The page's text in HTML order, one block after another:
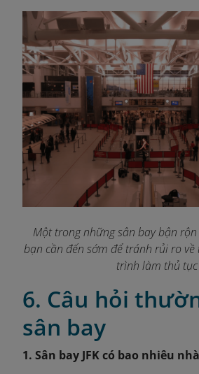
Một trong những sân bay bận
bạn cần đến sớm để tránh rủi ro
trình làm thủ tục
6. Câu hỏi
sân bay
1. Sân bay JFK có bao nhiêu